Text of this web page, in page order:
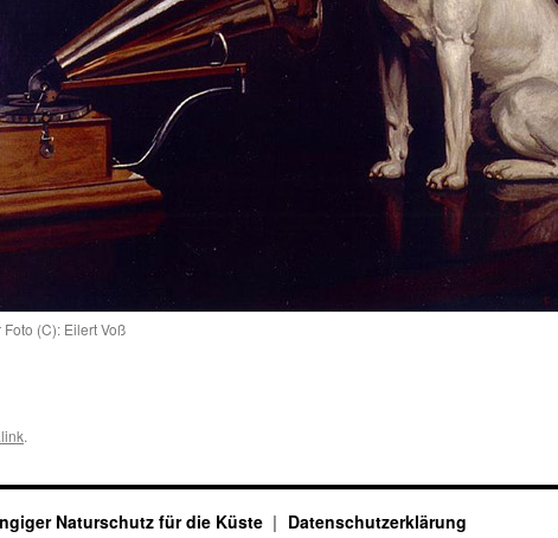
(C): Eilert Voß
.
Naturschutz für die Küste Datenschutzerklärung